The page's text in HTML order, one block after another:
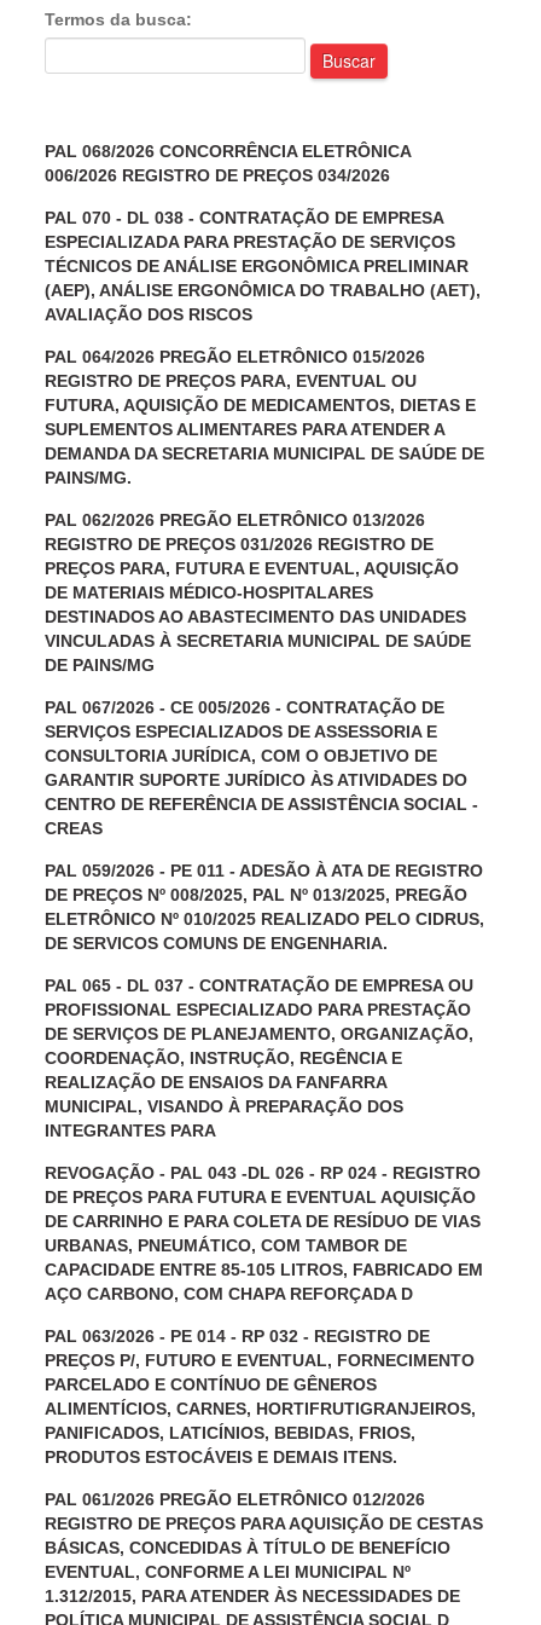
Termos da busca:
Buscar
PAL 068/2026 CONCORRÊNCIA ELETRÔNICA
006/2026 REGISTRO DE PREÇOS 034/2026
PAL 070 - DL 038 - CONTRATAÇÃO DE EMPRESA
ESPECIALIZADA PARA PRESTAÇÃO DE SERVIÇOS
TÉCNICOS DE ANÁLISE ERGONÔMICA PRELIMINAR
(AEP), ANÁLISE ERGONÔMICA DO TRABALHO (AET),
AVALIAÇÃO DOS RISCOS
PAL 064/2026 PREGÃO ELETRÔNICO 015/2026
REGISTRO DE PREÇOS PARA, EVENTUAL OU
FUTURA, AQUISIÇÃO DE MEDICAMENTOS, DIETAS E
SUPLEMENTOS ALIMENTARES PARA ATENDER A
DEMANDA DA SECRETARIA MUNICIPAL DE SAÚDE DE
PAINS/MG.
PAL 062/2026 PREGÃO ELETRÔNICO 013/2026
REGISTRO DE PREÇOS 031/2026 REGISTRO DE
PREÇOS PARA, FUTURA E EVENTUAL, AQUISIÇÃO
DE MATERIAIS MÉDICO-HOSPITALARES
DESTINADOS AO ABASTECIMENTO DAS UNIDADES
VINCULADAS À SECRETARIA MUNICIPAL DE SAÚDE
DE PAINS/MG
PAL 067/2026 - CE 005/2026 - CONTRATAÇÃO DE
SERVIÇOS ESPECIALIZADOS DE ASSESSORIA E
CONSULTORIA JURÍDICA, COM O OBJETIVO DE
GARANTIR SUPORTE JURÍDICO ÀS ATIVIDADES DO
CENTRO DE REFERÊNCIA DE ASSISTÊNCIA SOCIAL -
CREAS
PAL 059/2026 - PE 011 - ADESÃO À ATA DE REGISTRO
DE PREÇOS Nº 008/2025, PAL Nº 013/2025, PREGÃO
ELETRÔNICO Nº 010/2025 REALIZADO PELO CIDRUS,
DE SERVICOS COMUNS DE ENGENHARIA.
PAL 065 - DL 037 - CONTRATAÇÃO DE EMPRESA OU
PROFISSIONAL ESPECIALIZADO PARA PRESTAÇÃO
DE SERVIÇOS DE PLANEJAMENTO, ORGANIZAÇÃO,
COORDENAÇÃO, INSTRUÇÃO, REGÊNCIA E
REALIZAÇÃO DE ENSAIOS DA FANFARRA
MUNICIPAL, VISANDO À PREPARAÇÃO DOS
INTEGRANTES PARA
REVOGAÇÃO - PAL 043 -DL 026 - RP 024 - REGISTRO
DE PREÇOS PARA FUTURA E EVENTUAL AQUISIÇÃO
DE CARRINHO E PARA COLETA DE RESÍDUO DE VIAS
URBANAS, PNEUMÁTICO, COM TAMBOR DE
CAPACIDADE ENTRE 85-105 LITROS, FABRICADO EM
AÇO CARBONO, COM CHAPA REFORÇADA D
PAL 063/2026 - PE 014 - RP 032 - REGISTRO DE
PREÇOS P/, FUTURO E EVENTUAL, FORNECIMENTO
PARCELADO E CONTÍNUO DE GÊNEROS
ALIMENTÍCIOS, CARNES, HORTIFRUTIGRANJEIROS,
PANIFICADOS, LATICÍNIOS, BEBIDAS, FRIOS,
PRODUTOS ESTOCÁVEIS E DEMAIS ITENS.
PAL 061/2026 PREGÃO ELETRÔNICO 012/2026
REGISTRO DE PREÇOS PARA AQUISIÇÃO DE CESTAS
BÁSICAS, CONCEDIDAS À TÍTULO DE BENEFÍCIO
EVENTUAL, CONFORME A LEI MUNICIPAL Nº
1.312/2015, PARA ATENDER ÀS NECESSIDADES DE
POLÍTICA MUNICIPAL DE ASSISTÊNCIA SOCIAL D